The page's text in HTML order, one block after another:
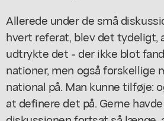
Allerede under de små
hvert referat, blev det tydeligt,
udtrykte det - der ikke blot
nationer, men også forskellige
national på. Man kunne tilføje:
at definere det på. Gerne